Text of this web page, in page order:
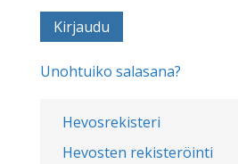
Hevosrekisteri
Hevosten rekisteröinti
Unohtuiko salasana?